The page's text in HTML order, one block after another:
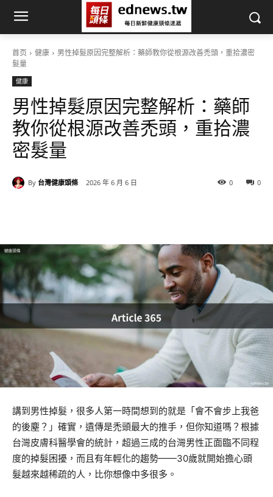
首页 健康
男性掉髮原因完整解析：藥師教你從根源改善禿頭，重拾濃密
髮量
健康
男性掉髮原因完整解析：藥師
教你從根源改善禿頭，重拾濃
密髮量
By 台灣健康頭條 2026 年 6 月 6 日 0
0
講到男性掉髮，很多人第一時間想到的就是「會不會步上我爸
的後塵？」確實，遺傳是禿頭最大的推手，但你知道嗎？根據
台灣皮膚科醫學會的統計，超過三成的台灣男性正面臨不同程
度的掉髮困擾，而且有年輕化的趨勢——30歲就開始擔心頭
髮越來越稀疏的人，比你想像中多很多。